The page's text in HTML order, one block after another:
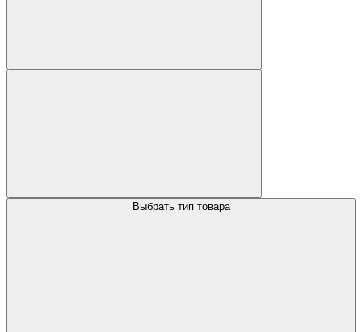
Выбрать тип товара